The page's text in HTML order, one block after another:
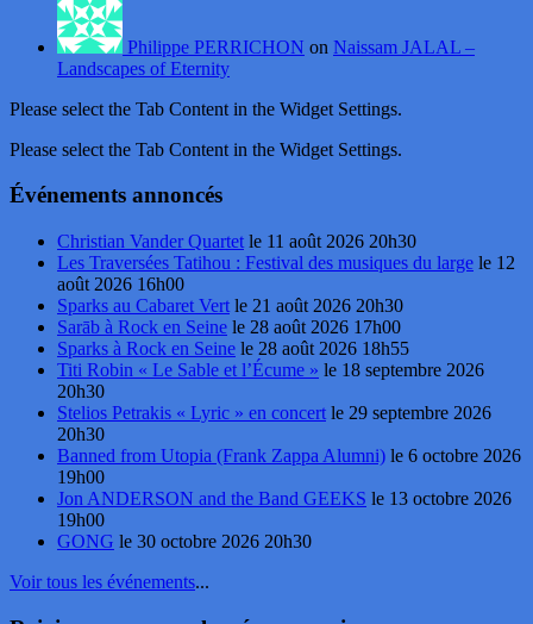
Philippe PERRICHON on Naissam JALAL –
Landscapes of Eternity
Please select the Tab Content in the Widget Settings.
Please select the Tab Content in the Widget Settings.
Événements annoncés
Christian Vander Quartet le 11 août 2026 20h30
Les Traversées Tatihou : Festival des musiques du large le 12
août 2026 16h00
Sparks au Cabaret Vert le 21 août 2026 20h30
Sarāb à Rock en Seine le 28 août 2026 17h00
Sparks à Rock en Seine le 28 août 2026 18h55
Titi Robin « Le Sable et l’Écume » le 18 septembre 2026
20h30
Stelios Petrakis « Lyric » en concert le 29 septembre 2026
20h30
Banned from Utopia (Frank Zappa Alumni) le 6 octobre 2026
19h00
Jon ANDERSON and the Band GEEKS le 13 octobre 2026
19h00
GONG le 30 octobre 2026 20h30
Voir tous les événements...